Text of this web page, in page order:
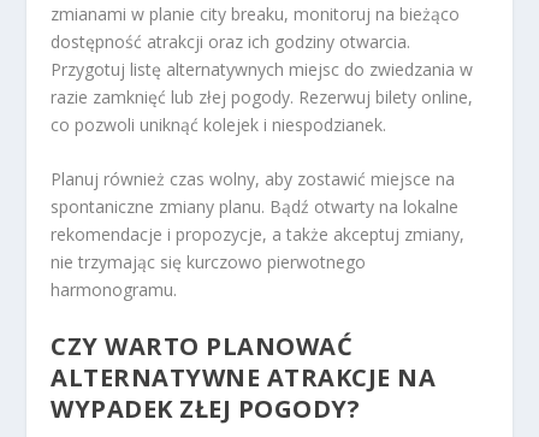
zmianami w planie city breaku, monitoruj na bieżąco
dostępność atrakcji oraz ich godziny otwarcia.
Przygotuj listę alternatywnych miejsc do zwiedzania w
razie zamknięć lub złej pogody. Rezerwuj bilety online,
co pozwoli uniknąć kolejek i niespodzianek.
Planuj również czas wolny, aby zostawić miejsce na
spontaniczne zmiany planu. Bądź otwarty na lokalne
rekomendacje i propozycje, a także akceptuj zmiany,
nie trzymając się kurczowo pierwotnego
harmonogramu.
CZY WARTO PLANOWAĆ
ALTERNATYWNE ATRAKCJE NA
WYPADEK ZŁEJ POGODY?